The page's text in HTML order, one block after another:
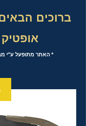
ברוכים
אופטיק
* האתר מתופעל ע"י